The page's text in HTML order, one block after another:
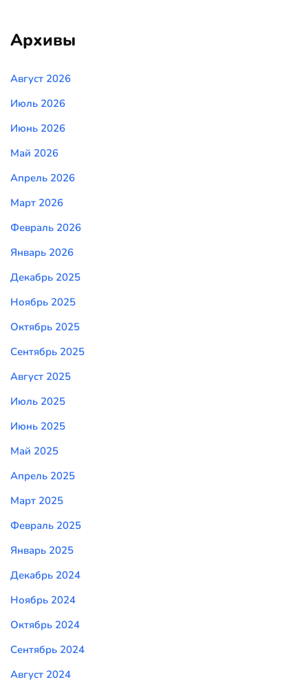
Архивы
Август 2026
Июль 2026
Июнь 2026
Май 2026
Апрель 2026
Март 2026
Февраль 2026
Январь 2026
Декабрь 2025
Ноябрь 2025
Октябрь 2025
Сентябрь 2025
Август 2025
Июль 2025
Июнь 2025
Май 2025
Апрель 2025
Март 2025
Февраль 2025
Январь 2025
Декабрь 2024
Ноябрь 2024
Октябрь 2024
Сентябрь 2024
Август 2024